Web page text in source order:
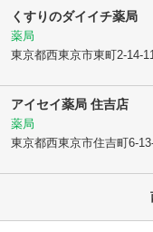
くすりのダイイチ薬局
薬局
東京都西東京市東町2-14-
アイセイ薬局 住吉店
薬局
東京都西東京市住吉町6-